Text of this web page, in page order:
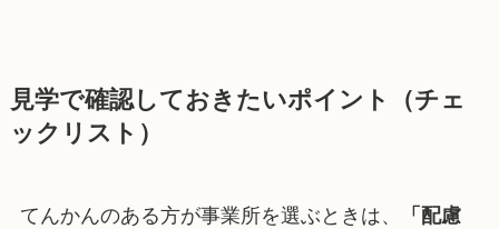
見学で確認しておきたいポイント（チェ
ックリスト）
てんかんのある方が事業所を選ぶときは、
「配慮